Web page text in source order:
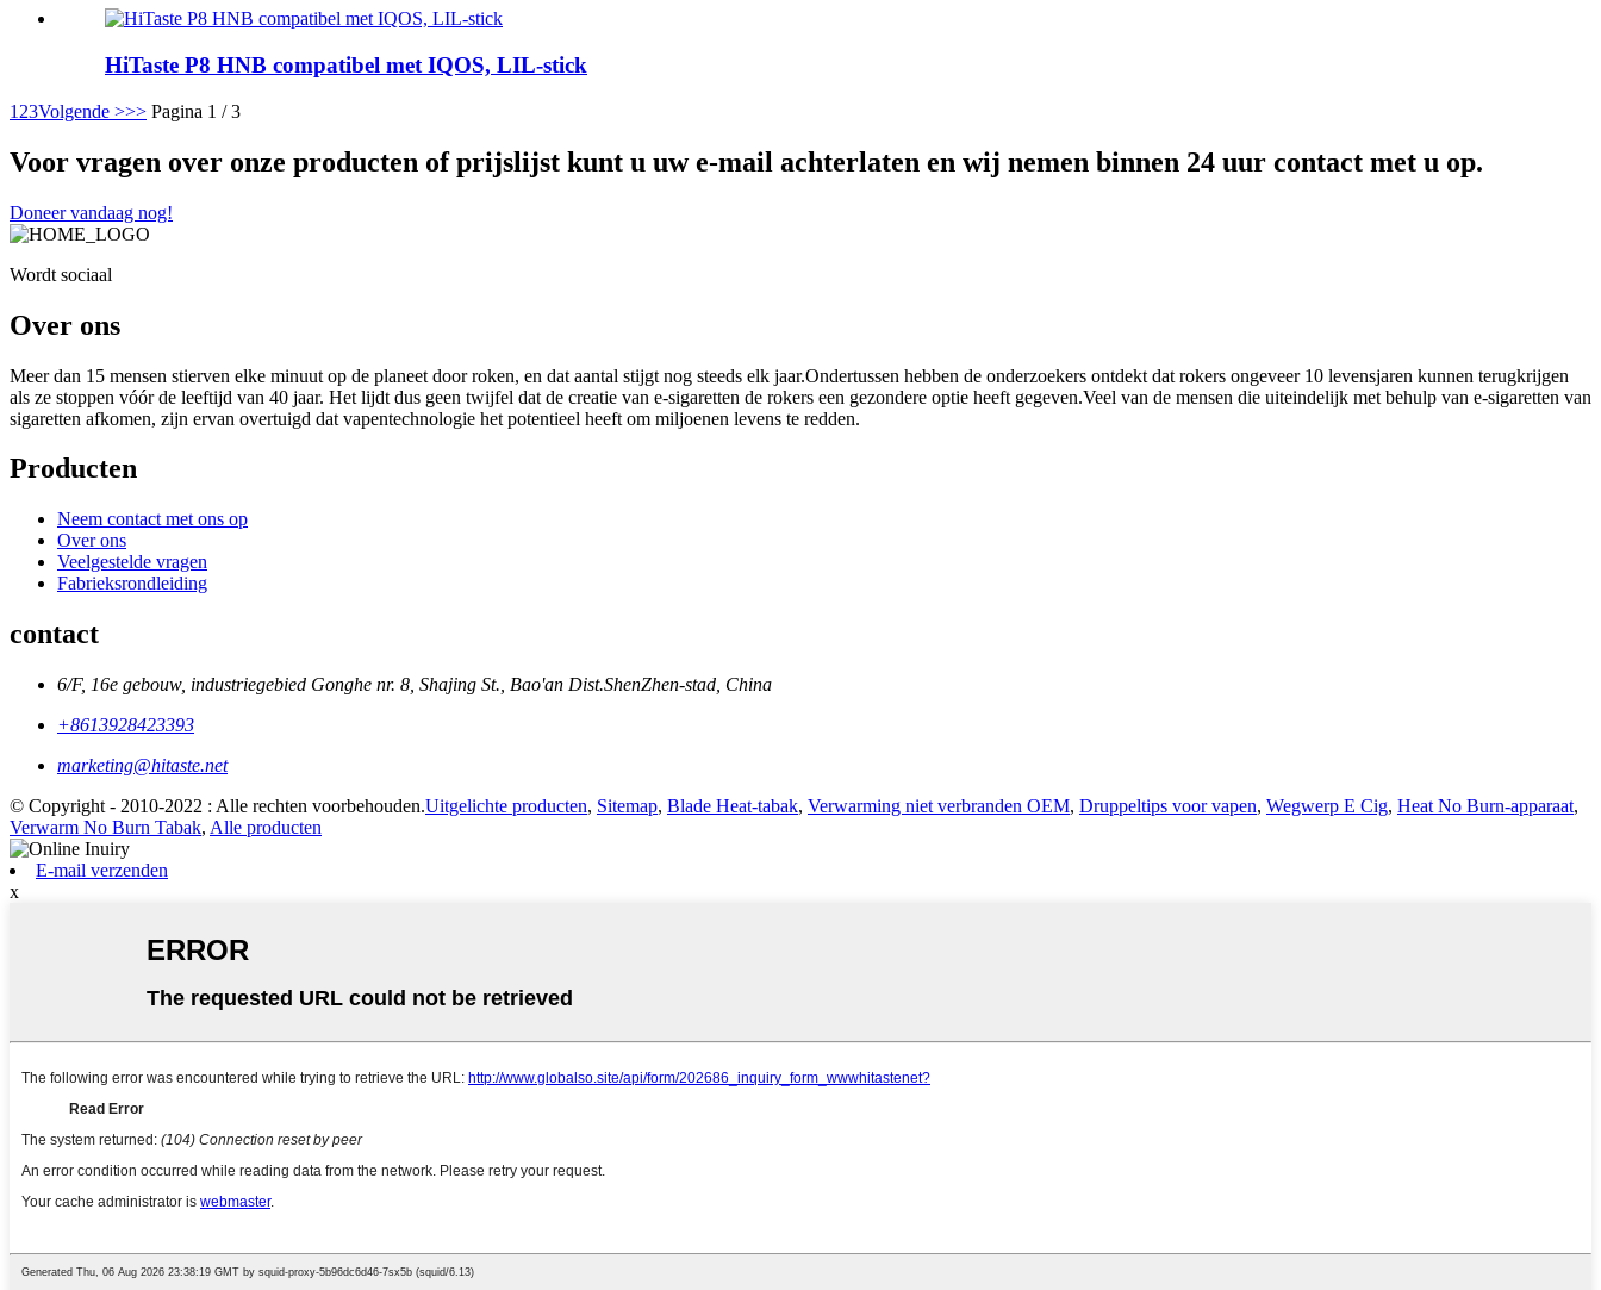
HiTaste P8 HNB compatibel met IQOS, LIL-stick
1 23Volgende >>> Pagina 1 / 3
Voor vragen over onze producten of prijslijst kunt u uw e-mail achterlaten en wij nemen binnen 24 uur contact met u op.
Doneer vandaag nog!
Wordt sociaal
Over ons
Meer dan 15 mensen stierven elke minuut op de planeet door roken, en dat aantal stijgt nog steeds elk jaar.Ondertussen hebben de onderzoekers ontdekt dat rokers ongeveer 10 levensjaren kunnen terugkrijgen
als ze stoppen vóór de leeftijd van 40 jaar. Het lijdt dus geen twijfel dat de creatie van e-sigaretten de rokers een gezondere optie heeft gegeven.Veel van de mensen die uiteindelijk met behulp van e-sigaretten van
sigaretten afkomen, zijn ervan overtuigd dat vapentechnologie het potentieel heeft om miljoenen levens te redden.
Producten
Neem contact met ons op
Over ons
Veelgestelde vragen
Fabrieksrondleiding
contact
6/F, 16e gebouw, industriegebied Gonghe nr. 8, Shajing St., Bao'an Dist.ShenZhen-stad, China
+8613928423393
marketing@hitaste.net
© Copyright - 2010-2022 : Alle rechten voorbehouden.Uitgelichte producten, Sitemap, Blade Heat-tabak, Verwarming niet verbranden OEM, Druppeltips voor vapen, Wegwerp E Cig, Heat No Burn-apparaat,
Verwarm No Burn Tabak, Alle producten
E-mail verzenden
x